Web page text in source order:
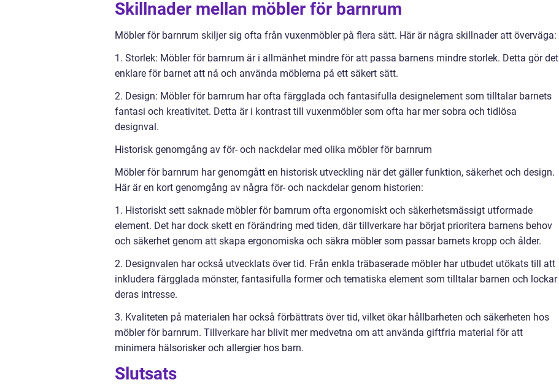
Skillnader mellan möbler för barnrum
Möbler för barnrum skiljer sig ofta från vuxenmöbler på flera sätt. Här är några skillnader att överväga:
1. Storlek: Möbler för barnrum är i allmänhet mindre för att passa barnens mindre storlek. Detta gör det
enklare för barnet att nå och använda möblerna på ett säkert sätt.
2. Design: Möbler för barnrum har ofta färgglada och fantasifulla designelement som tilltalar barnets
fantasi och kreativitet. Detta är i kontrast till vuxenmöbler som ofta har mer sobra och tidlösa
designval.
Historisk genomgång av för- och nackdelar med olika möbler för barnrum
Möbler för barnrum har genomgått en historisk utveckling när det gäller funktion, säkerhet och design.
Här är en kort genomgång av några för- och nackdelar genom historien:
1. Historiskt sett saknade möbler för barnrum ofta ergonomiskt och säkerhetsmässigt utformade
element. Det har dock skett en förändring med tiden, där tillverkare har börjat prioritera barnens behov
och säkerhet genom att skapa ergonomiska och säkra möbler som passar barnets kropp och ålder.
2. Designvalen har också utvecklats över tid. Från enkla träbaserade möbler har utbudet utökats till att
inkludera färgglada mönster, fantasifulla former och tematiska element som tilltalar barnen och lockar
deras intresse.
3. Kvaliteten på materialen har också förbättrats över tid, vilket ökar hållbarheten och säkerheten hos
möbler för barnrum. Tillverkare har blivit mer medvetna om att använda giftfria material för att
minimera hälsorisker och allergier hos barn.
Slutsats